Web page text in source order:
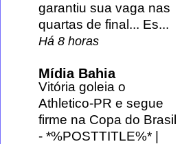
garantiu sua vaga nas
quartas de final... Es...
Há 8 horas
Mídia Bahia
Vitória goleia o
Athletico-PR e segue
firme na Copa do Brasil
- *%POSTTITLE%* |